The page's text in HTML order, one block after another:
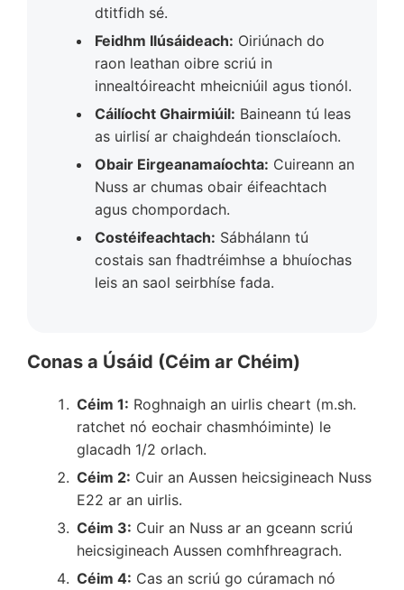
dtitfidh sé.
Feidhm Ilúsáideach: Oiriúnach do
raon leathan oibre scriú in
innealtóireacht mheicniúil agus tionól.
Cáilíocht Ghairmiúil: Baineann tú leas
as uirlisí ar chaighdeán tionsclaíoch.
Obair Eirgeanamaíochta: Cuireann an
Nuss ar chumas obair éifeachtach
agus chompordach.
Costéifeachtach: Sábhálann tú
costais san fhadtréimhse a bhuíochas
leis an saol seirbhíse fada.
Conas a Úsáid (Céim ar Chéim)
Céim 1: Roghnaigh an uirlis cheart (m.sh.
ratchet nó eochair chasmhóiminte) le
glacadh 1/2 orlach.
Céim 2: Cuir an Aussen heicsigineach Nuss
E22 ar an uirlis.
Céim 3: Cuir an Nuss ar an gceann scriú
heicsigineach Aussen comhfhreagrach.
Céim 4: Cas an scriú go cúramach nó